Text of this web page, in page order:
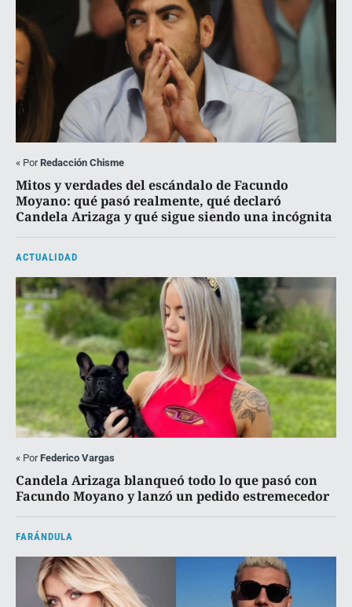
« PorRedacción Chisme
Mitos y verdades del escándalo de Facundo
Moyano: qué pasó realmente, qué declaró
Candela Arizaga y qué sigue siendo una incógnita
ACTUALIDAD
« PorFederico Vargas
Candela Arizaga blanqueó todo lo que pasó con
Facundo Moyano y lanzó un pedido estremecedor
FARÁNDULA